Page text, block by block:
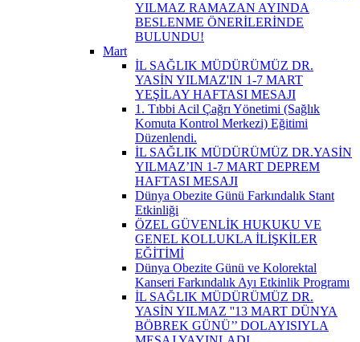
YILMAZ RAMAZAN AYINDA
BESLENME ÖNERİLERİNDE
BULUNDU!
Mart
İL SAĞLIK MÜDÜRÜMÜZ DR.
YASİN YILMAZ'IN 1-7 MART
YEŞİLAY HAFTASI MESAJI
1. Tıbbi Acil Çağrı Yönetimi (Sağlık
Komuta Kontrol Merkezi) Eğitimi
Düzenlendi.
İL SAĞLIK MÜDÜRÜMÜZ DR.YASİN
YILMAZ’IN 1-7 MART DEPREM
HAFTASI MESAJI
Dünya Obezite Günü Farkındalık Stant
Etkinliği
ÖZEL GÜVENLİK HUKUKU VE
GENEL KOLLUKLA İLİŞKİLER
EĞİTİMİ
Dünya Obezite Günü ve Kolorektal
Kanseri Farkındalık Ayı Etkinlik Programı
İL SAĞLIK MÜDÜRÜMÜZ DR.
YASİN YILMAZ ''13 MART DÜNYA
BÖBREK GÜNÜ’’ DOLAYISIYLA